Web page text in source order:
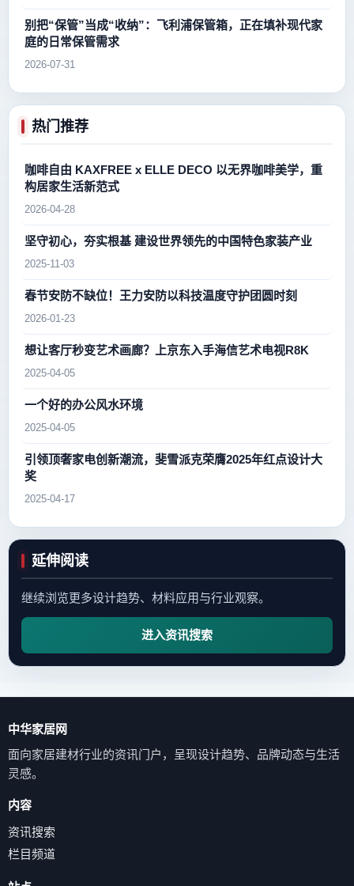
别把“保管”当成“收纳”：飞利浦保管箱，正在填补现代家
庭的日常保管需求
2026-07-31
热门推荐
咖啡自由 KAXFREE x ELLE DECO 以无界咖啡美学，重
构居家生活新范式
2026-04-28
坚守初心，夯实根基 建设世界领先的中国特色家装产业
2025-11-03
春节安防不缺位！王力安防以科技温度守护团圆时刻
2026-01-23
想让客厅秒变艺术画廊？上京东入手海信艺术电视R8K
2025-04-05
一个好的办公风水环境
2025-04-05
引领顶奢家电创新潮流，斐雪派克荣膺2025年红点设计大
奖
2025-04-17
延伸阅读
继续浏览更多设计趋势、材料应用与行业观察。
进入资讯搜索
中华家居网
面向家居建材行业的资讯门户，呈现设计趋势、品牌动态与生活
灵感。
内容
资讯搜索
栏目频道